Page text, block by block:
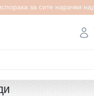
за сите нарачки